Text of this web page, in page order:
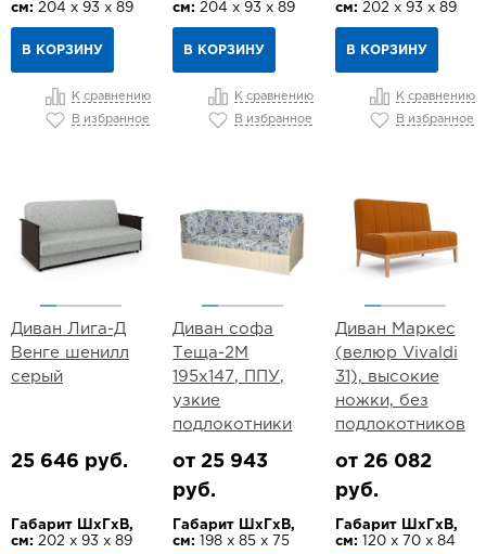
см: 204 х 93 х 89
В КОРЗИНУ
К сравнению
В избранное
см: 204 х 93 х 89
В КОРЗИНУ
К сравнению
В избранное
см: 202 х 93 х 89
В КОРЗИНУ
К сравнению
В избранное
Диван Лига-Д
Венге шенилл
серый
25 646 руб.
Габарит ШхГхВ,
см: 202 х 93 х 89
Диван софа
Теща-2М
195х147, ППУ,
узкие
подлокотники
от 25 943
руб.
Габарит ШхГхВ,
см:
198 х 85 х 75
Диван Маркес
(велюр Vivaldi
31), высокие
ножки, без
подлокотников
от 26 082
руб.
Габарит ШхГхВ,
см: 120 х 70 х 84